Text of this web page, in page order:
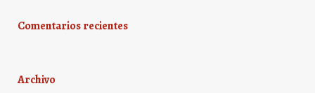
Comentarios recientes
Archivo